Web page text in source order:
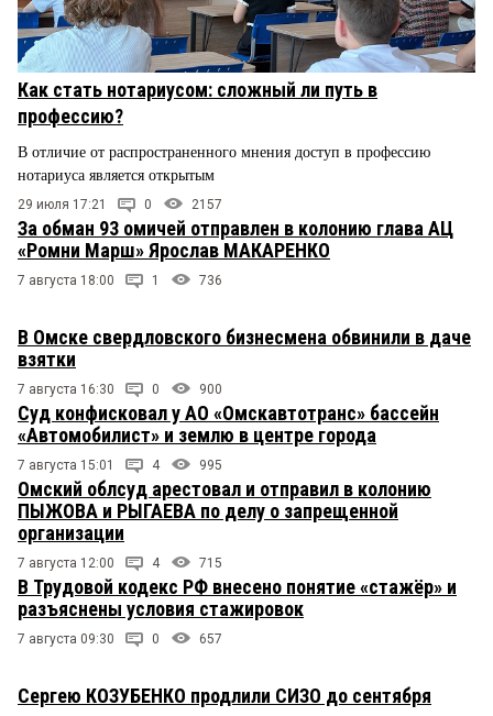
Как стать нотариусом: сложный ли путь в
профессию?
В отличие от распространенного мнения доступ в профессию
нотариуса является открытым
29 июля 17:21 0 2157
За обман 93 омичей отправлен в колонию глава АЦ
«Ромни Марш» Ярослав МАКАРЕНКО
7 августа 18:00 1 736
В Омске свердловского бизнесмена обвинили в даче
взятки
7 августа 16:30 0 900
Суд конфисковал у АО «Омскавтотранс» бассейн
«Автомобилист» и землю в центре города
7 августа 15:01 4 995
Омский облсуд арестовал и отправил в колонию
ПЫЖОВА и РЫГАЕВА по делу о запрещенной
организации
7 августа 12:00 4 715
В Трудовой кодекс РФ внесено понятие «стажёр» и
разъяснены условия стажировок
7 августа 09:30 0 657
Сергею КОЗУБЕНКО продлили СИЗО до сентября